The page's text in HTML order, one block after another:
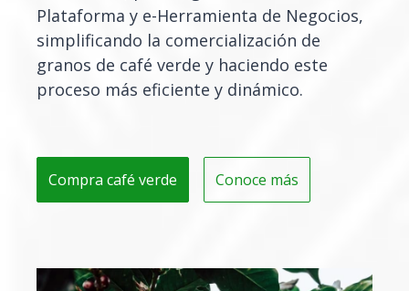
Plataforma y e-Herramienta de Negocios,
simplificando la comercialización de
granos de café verde y haciendo este
proceso más eficiente y dinámico.
Compra café verde Conoce más